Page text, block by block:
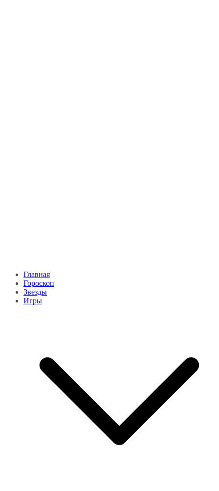
Главная
Гороскоп
Звезды
Игры